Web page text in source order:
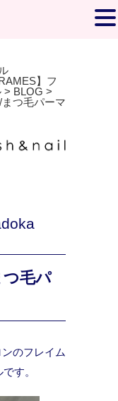
】フ
> BLOG >
つ毛パーマ
毛パ
のフレイム
す。